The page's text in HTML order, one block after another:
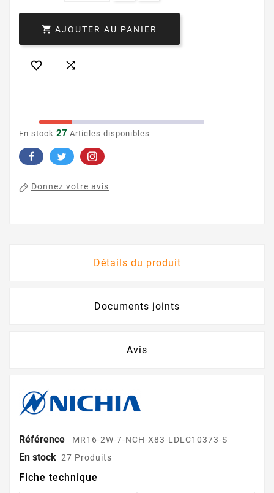
 AJOUTER AU PANIER
 
En stock 27 Articles disponibles
Donnez votre avis
Détails du produit
Documents joints
Avis
Référence MR16-2W-7-NCH-X83-LDLC10373-S
En stock 27 Produits
Fiche technique